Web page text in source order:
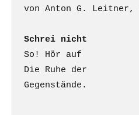
Schrei nicht
So! Hör auf
Die Ruhe der
Gegenstände.